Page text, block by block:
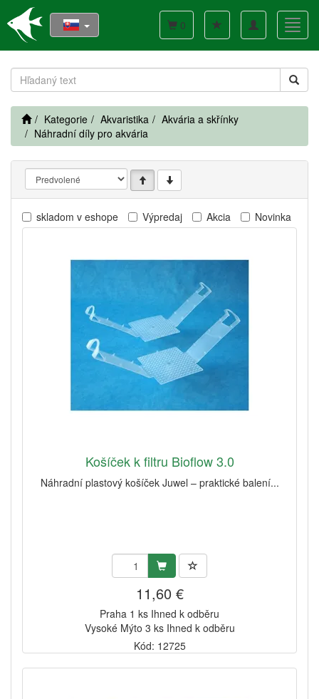
Toggle
navigation
0
Kategorie Akvaristika
Akvária a skřínky
Náhradní díly pro akvária
skladom v eshope Výpredaj Akcia Novinka
Košíček k filtru Bioflow 3.0
Náhradní plastový košíček Juwel – praktické balení...
11,60 €
Praha 1 ks Ihned k odběru
Vysoké Mýto 3 ks Ihned k odběru
Kód: 12725